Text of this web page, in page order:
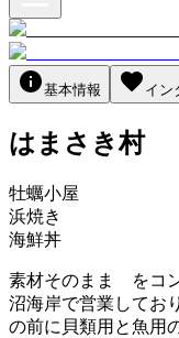
基本情報 イン
はまさき村
牡蠣小屋
浜焼き
海鮮丼
素材そのまま をコ
沼海岸で営業してお
の前に貝類用と魚用